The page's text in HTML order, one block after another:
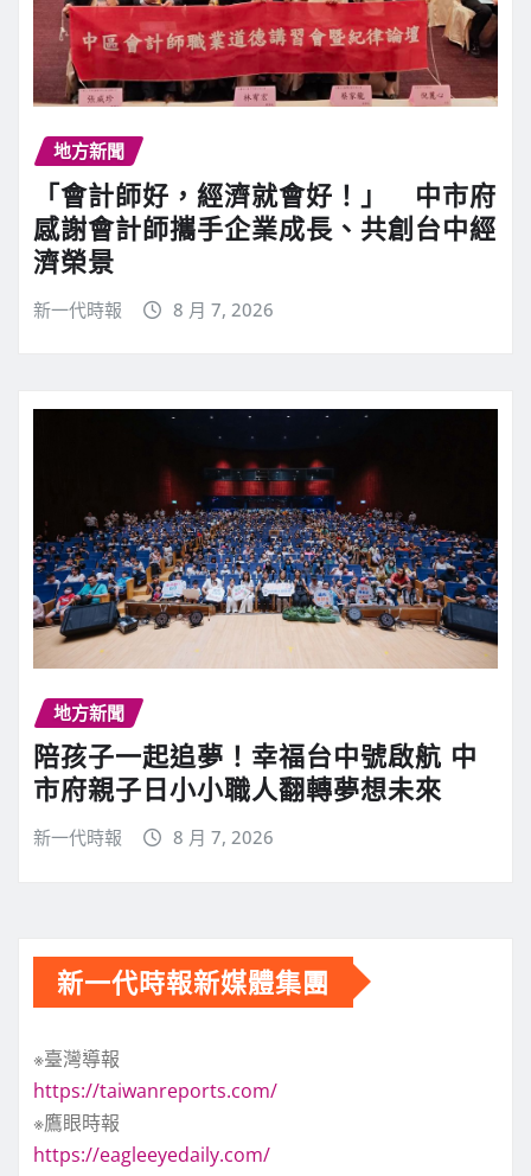
地方新聞
「會計師好，經濟就會好！」 中市府
感謝會計師攜手企業成長、共創台中經
濟榮景
新一代時報 8 月 7, 2026
地方新聞
陪孩子一起追夢！幸福台中號啟航 中
市府親子日小小職人翻轉夢想未來
新一代時報 8 月 7, 2026
新一代時報新媒體集團
※臺灣導報
https://taiwanreports.com/
※鷹眼時報
https://eagleeyedaily.com/